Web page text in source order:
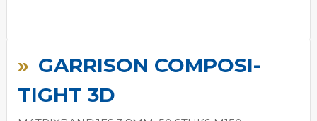
GARRISON COMPOSI-
TIGHT 3D
het